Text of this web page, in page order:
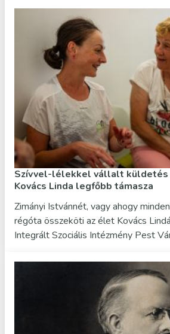
Szívvel-lélekkel vállalt küldetés
Kovács Linda legfőbb támasza
Zimányi Istvánnét, vagy ahogy
régóta összeköti az élet Kovács
Integrált Szociális Intézmény Pest